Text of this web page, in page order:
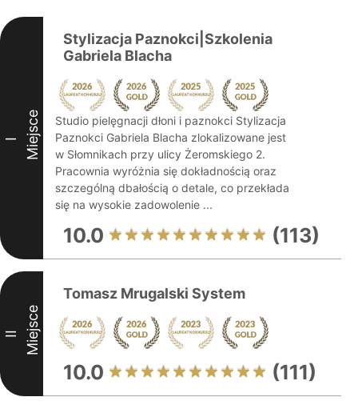
I Miejsce
Stylizacja Paznokci|Szkolenia
Gabriela Blacha
Studio pielęgnacji dłoni i paznokci Stylizacja
Paznokci Gabriela Blacha zlokalizowane jest
w Słomnikach przy ulicy Żeromskiego 2.
Pracownia wyróżnia się dokładnością oraz
szczególną dbałością o detale, co przekłada
się na wysokie zadowolenie ...
10.0 (113)
II Miejsce
Tomasz Mrugalski System
10.0 (111)